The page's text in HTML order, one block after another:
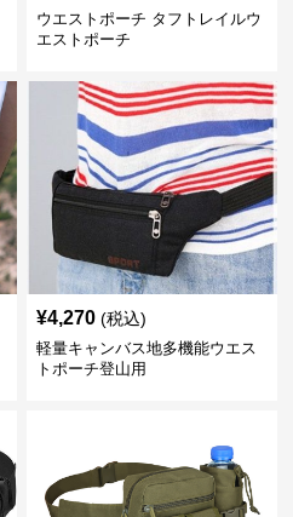
ウエストポーチ タフトレイルウ
エストポーチ
¥4,270 (税込)
軽量キャンバス地多機能ウエス
トポーチ登山用